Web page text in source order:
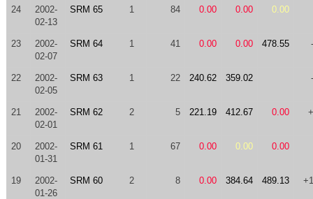
24
2002-
02-13
SRM 65 1 84 0.00 0.00 0.00
23
2002-
02-07
SRM 64 1 41 0.00 0.00 478.55
22
2002-
02-05
SRM 63 1 22 240.62 359.02
21
2002-
02-01
SRM 62 2 5 221.19 412.67 0.00
20
2002-
01-31
SRM 61 1 67 0.00 0.00 0.00
19
2002-
01-26
SRM 60 2 8 0.00 384.64 489.13